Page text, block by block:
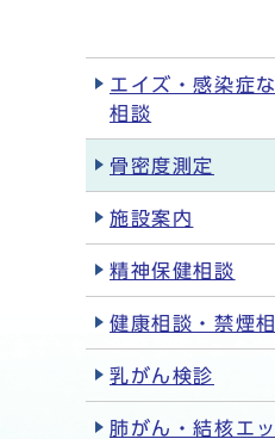
エイズ・感染症
相談
骨密度測定
施設案内
精神保健相談
健康相談・禁煙
乳がん検診
肺がん・結核エ